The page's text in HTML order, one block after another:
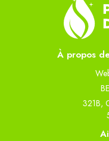
À propos
321B,